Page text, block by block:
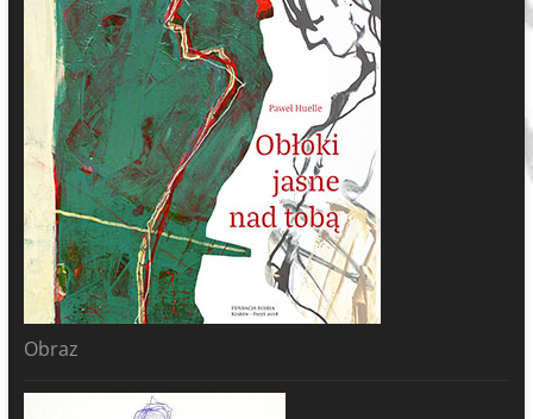
Obraz